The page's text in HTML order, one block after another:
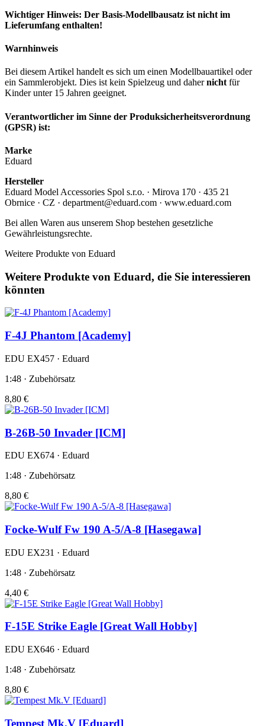
Wichtiger Hinweis: Der Basis-Modellbausatz ist nicht im
Lieferumfang enthalten!
Warnhinweis
Bei diesem Artikel handelt es sich um einen Modellbauartikel oder
ein Sammlerobjekt. Dies ist kein Spielzeug und dahernicht für
Kinder unter 15 Jahren geeignet.
Verantwortlicher im Sinne der Produksicherheitsverordnung
(GPSR) ist:
Marke
Eduard
Hersteller
Eduard Model Accessories Spol s.r.o. · Mirova 170 · 435 21
Obrnice · CZ · department@eduard.com · www.eduard.com
Bei allen Waren aus unserem Shop bestehen gesetzliche
Gewährleistungsrechte.
Weitere Produkte von Eduard
Weitere Produkte von Eduard, die Sie interessieren
könnten
F-4J Phantom [Academy]
EDU EX457 · Eduard
1:48 · Zubehörsatz
8,80 €
B-26B-50 Invader [ICM]
EDU EX674 · Eduard
1:48 · Zubehörsatz
8,80 €
Focke-Wulf Fw 190 A-5/A-8 [Hasegawa]
EDU EX231 · Eduard
1:48 · Zubehörsatz
4,40 €
F-15E Strike Eagle [Great Wall Hobby]
EDU EX646 · Eduard
1:48 · Zubehörsatz
8,80 €
Tempest Mk.V [Eduard]